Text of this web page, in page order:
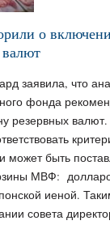
о
заявила, что
фонда
резервных
может быть
МВФ:
иеной.
совета